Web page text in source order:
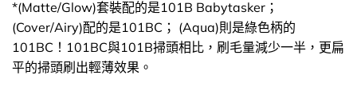
*(Matte/Glow)套裝配的是101B Babytasker；
(Cover/Airy)配的是101BC； (Aqua)則是綠色柄的
101BC！101BC與101B掃頭相比，刷毛量減少一半，更扁
平的掃頭刷出輕薄效果。